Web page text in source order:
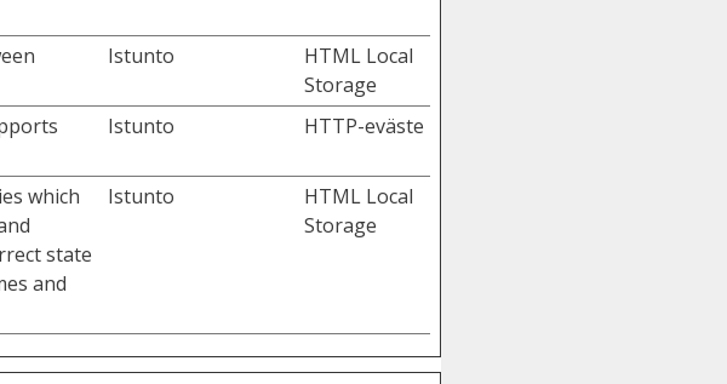
Istunto
HTML Local
Storage
Istunto HTTP-eväste
which
state
and
Istunto
HTML Local
Storage